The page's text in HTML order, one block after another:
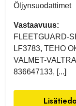
Öljynsuodattimet
Vastaavuus:
FLEETGUARD-
LF3783, TEHO
VALMET-
836647133, [...]